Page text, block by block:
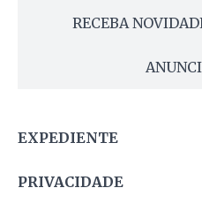
RECEBA
EXPEDIENTE
PRIVACIDADE